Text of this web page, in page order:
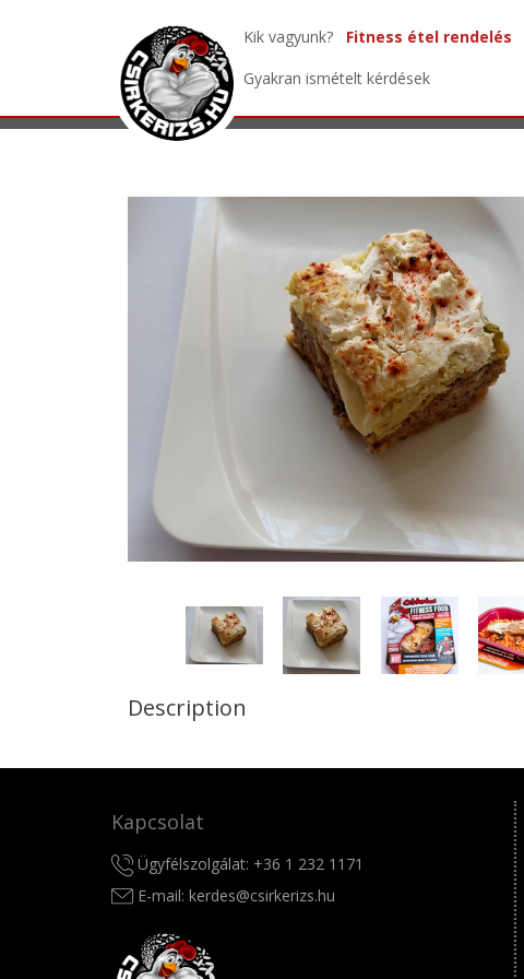
Kik vagyunk?
Fitness étel rendelés
Gyakran ismételt kérdések
Description
Kapcsolat
Ügyfélszolgálat: +36 1 232 1171
E-mail: kerdes@csirkerizs.hu